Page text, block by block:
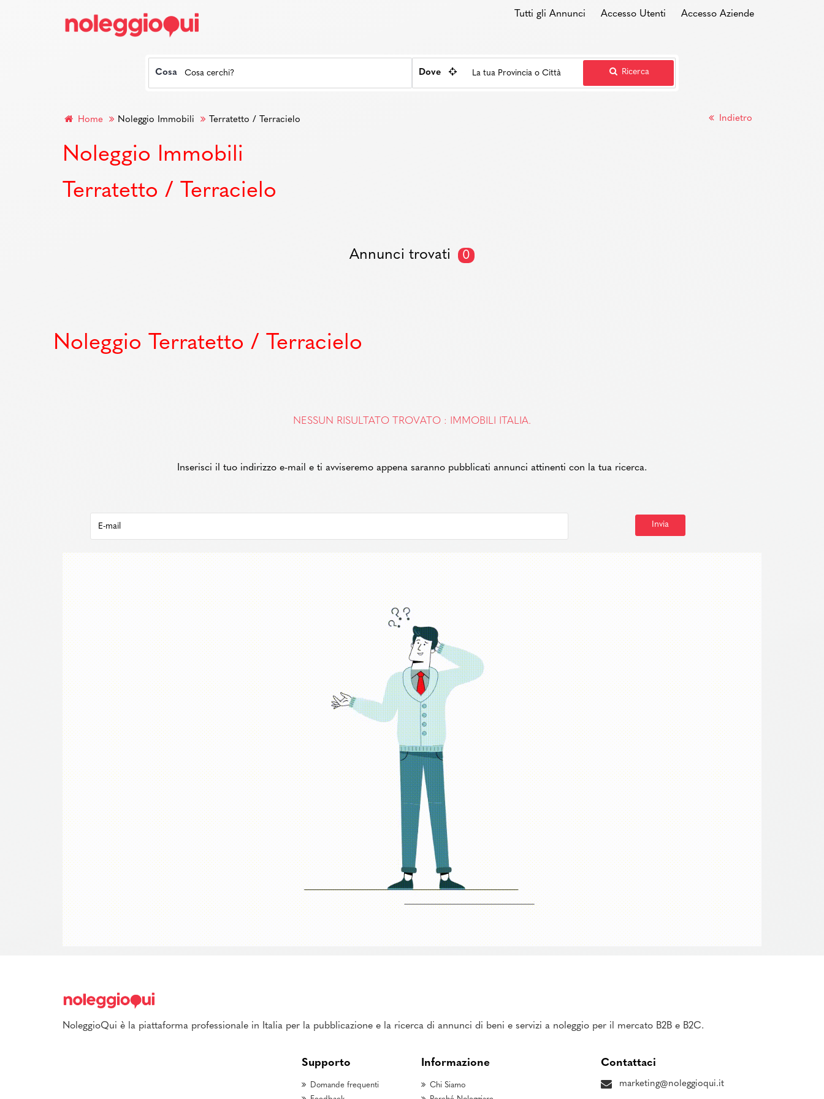
Tutti gli Annunci Accesso Utenti Accesso Aziende
Cosa Dove Ricerca
Home Noleggio Immobili Terratetto / Terracielo Indietro
Noleggio Immobili
Terratetto / Terracielo
Annunci trovati 0
Noleggio Terratetto / Terracielo
NESSUN RISULTATO TROVATO : IMMOBILI ITALIA.
Inserisci il tuo indirizzo e-mail e ti avviseremo appena saranno pubblicati annunci attinenti con la tua ricerca.
Invia
NoleggioQui è la piattaforma professionale in Italia per la pubblicazione e la ricerca di annunci di beni e servizi a noleggio per il mercato B2B e B2C.
Supporto
Domande frequenti
Informazione
Chi Siamo
Contattaci
marketing@noleggioqui.it